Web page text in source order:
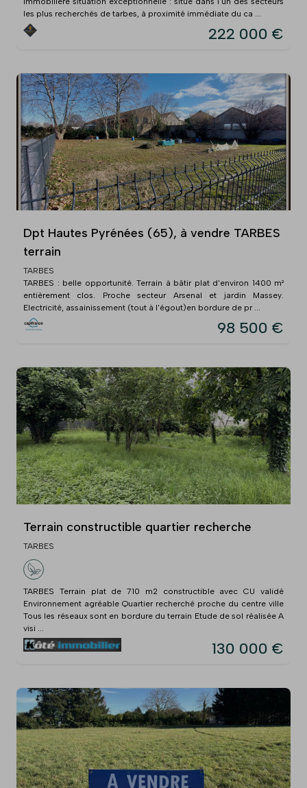
les plus recherchés de tarbes, à proximité immédiate du ca ...
222 000 €
Dpt Hautes Pyrénées (65), à vendre TARBES
terrain
TARBES
TARBES : belle opportunité. Terrain à bâtir plat d'environ 1400 m²
entièrement clos. Proche secteur Arsenal et jardin Massey.
Electricité, assainissement (tout à l'égout)en bordure de pr ...
98 500 €
Terrain constructible quartier recherche
TARBES
TARBES Terrain plat de 710 m2 constructible avec CU validé
Environnement agréable Quartier recherché proche du centre ville
Tous les réseaux sont en bordure du terrain Etude de sol réalisée A
visi ...
130 000 €